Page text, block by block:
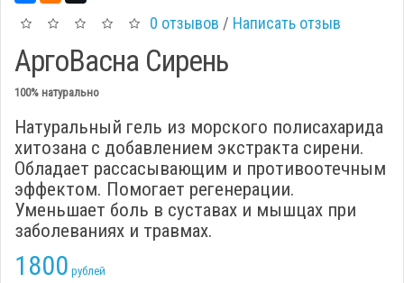
0 отзывов / Написать отзыв
АргоВасна Сирень
100% натурально
Натуральный гель из морского полисахарида
хитозана с добавлением экстракта сирени.
Обладает рассасывающим и противоотечным
эффектом. Помогает регенерации.
Уменьшает боль в суставах и мышцах при
заболеваниях и травмах.
1800